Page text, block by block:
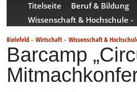
Titelseite Beruf & Bildung
Wissenschaft & Hochschule
Bielefeld - Wirtschaft - Wissenschaft &
Barcamp